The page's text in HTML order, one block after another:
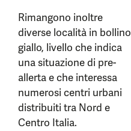
Rimangono inoltre
diverse località in bollino
giallo, livello che indica
una situazione di pre-
allerta e che interessa
numerosi centri urbani
distribuiti tra Nord e
Centro Italia.